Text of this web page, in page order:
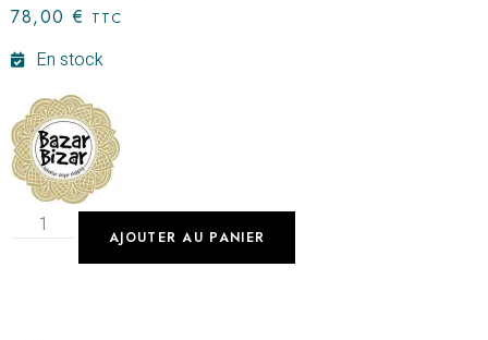
78,00€ TTC
En stock
AJOUTER AU PANIER